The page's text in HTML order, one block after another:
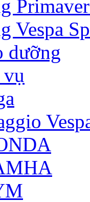
Vespa
dưỡng